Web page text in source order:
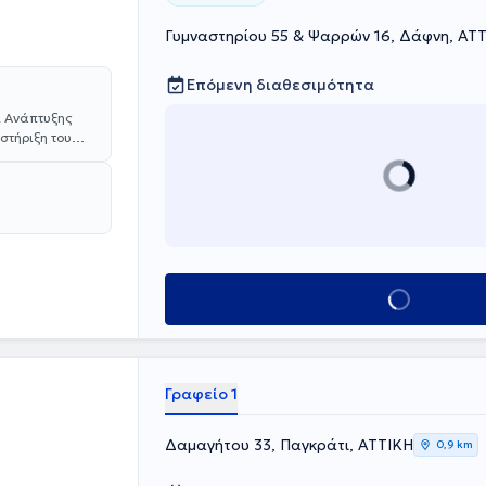
Ανάπτυξης
του
δυσκολίες,
στην
για
και
ώστε ο
και να
την
Γυμναστηρίου 55 & Ψαρρών 16, Δάφνη,
Επόμενη διαθεσιμότητα
Κλείσε ραντεβού
Γραφείο 1
Δαμαγήτου 33, Παγκράτι, ΑΤΤΙΚΗ 0,9 km